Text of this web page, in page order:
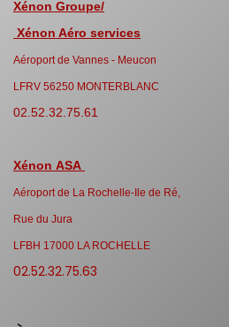
Xénon Groupe/
Xénon Aéro services
Aéroport de Vannes - Meucon
LFRV 56250 MONTERBLANC
02.52.32.75.61
Xénon ASA
Aéroport de La Rochelle-Ile de Ré,
Rue du Jura
LFBH 17000 LA ROCHELLE
02.52.32.75.63